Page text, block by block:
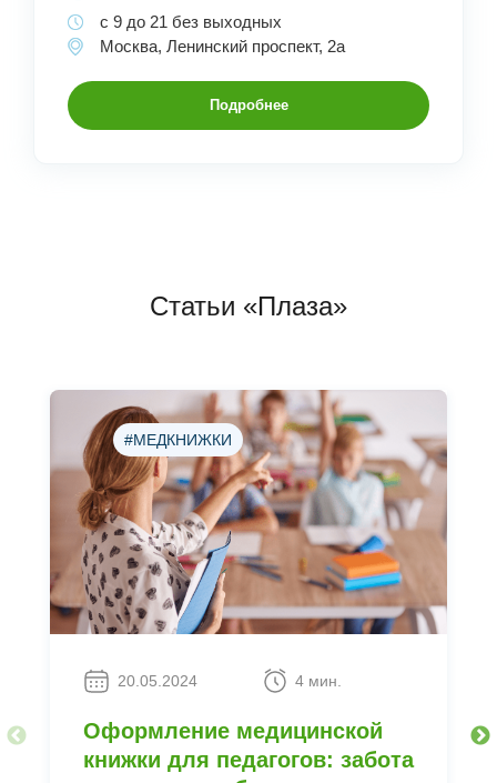
с 9 до 21 без выходных
Москва, Ленинский проспект, 2а
Подробнее
Статьи «Плаза»
20.05.2024 4 мин.
#МЕДКНИЖКИ
Оформление медицинской
книжки для педагогов: забота